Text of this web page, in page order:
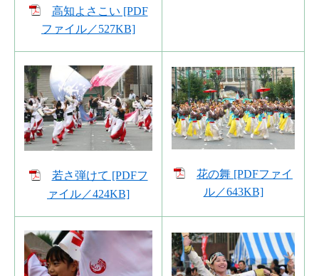
高知よさこい [PDF
ファイル／527KB]
若さ弾けて [PDFフ
ァイル／424KB]
花の舞 [PDFファイ
ル／643KB]